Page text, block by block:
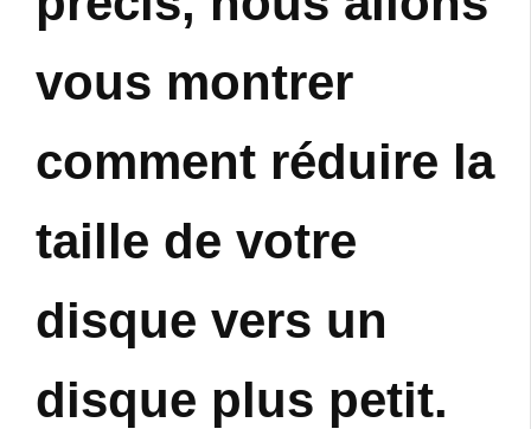
vous montrer
comment réduire la
taille de votre
disque vers un
disque plus petit.